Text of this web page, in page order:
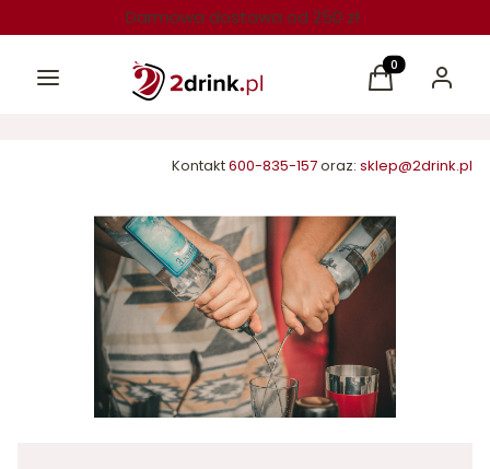
Darmowa dostawa od 250 zł
Menu Produkty w
Koszyk Zaloguj
Kontakt600-835-157oraz: sklep@2drink.pl